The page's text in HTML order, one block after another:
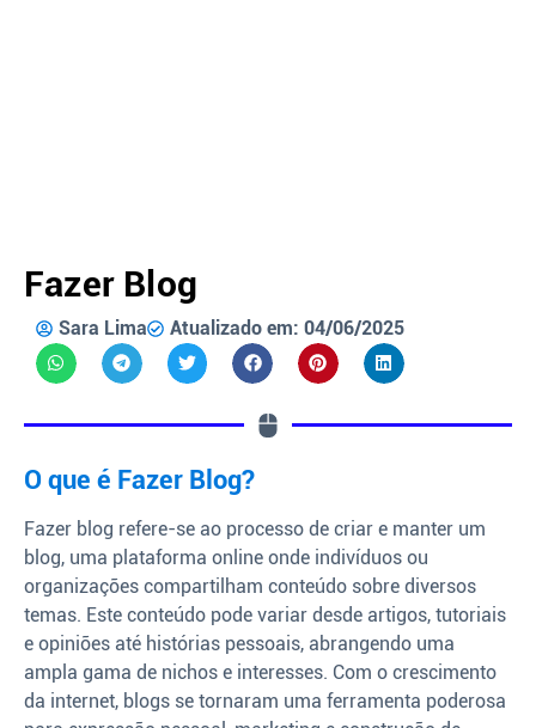
Fazer Blog
Sara Lima Atualizado em: 04/06/2025
O que é Fazer Blog?
Fazer blog refere-se ao processo de criar e manter um
blog, uma plataforma online onde indivíduos ou
organizações compartilham conteúdo sobre diversos
temas. Este conteúdo pode variar desde artigos, tutoriais
e opiniões até histórias pessoais, abrangendo uma
ampla gama de nichos e interesses. Com o crescimento
da internet, blogs se tornaram uma ferramenta poderosa